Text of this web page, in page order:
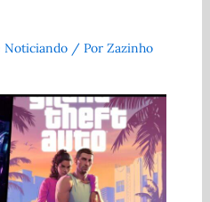
Noticiando/ Por Zazinho